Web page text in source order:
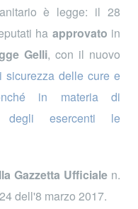
è legge: il 28
ha approvato in
Gelli, con il nuovo
sicurezza delle cure e
in materia di
degli esercenti le
Gazzetta Ufficialen.
dell'8 marzo 2017.